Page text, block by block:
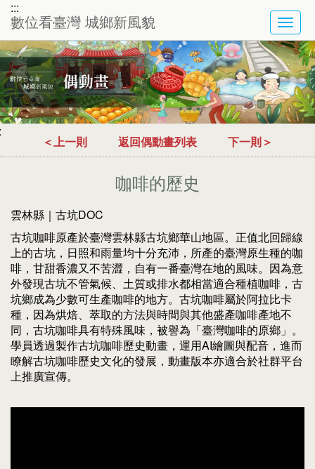
:::
數位看臺灣 城鄉新風貌
＜上一則 返回偶動畫列表 下一則＞
咖啡的歷史
雲林縣｜古坑DOC
古坑咖啡原產於臺灣雲林縣古坑鄉華山地區。正值北回歸線
上的古坑，日照和雨量均十分充沛，所產的臺灣原生種的咖
啡，甘甜香濃又不苦澀，自有一番臺灣在地的風味。因為意
外發現古坑不管氣候、土質或排水都相當適合種植咖啡，古
坑鄉成為少數可生產咖啡的地方。古坑咖啡屬於阿拉比卡
種，因為烘焙、萃取的方法與時間與其他盛產咖啡產地不
同，古坑咖啡具有特殊風味，被譽為「臺灣咖啡的原鄉」。
學員透過製作古坑咖啡歷史動畫，運用AI繪圖與配音，進而
瞭解古坑咖啡歷史文化的發展，動畫版本亦適合於社群平台
上推廣宣傳。